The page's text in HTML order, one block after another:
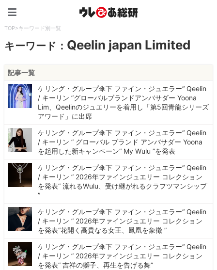
TOP>キーワード別一覧
キーワード： Qeelin japan Limited
記事一覧
ケリング・グループ傘下 ファイン・ジュエラー“ Qeelin
/ キーリン ”グローバルブランドアンバサダー Yoona
Lim、Qeelinのジュエリーを着用し「第5回青龍シリーズ
アワード」に出席
ケリング・グループ傘下 ファイン・ジュエラー“ Qeelin
/ キーリン ” グローバル ブランド アンバサダー Yoona
を起用した新キャンペーン“ My Wulu ”を発表
ケリング・グループ傘下 ファイン・ジュエラー“ Qeelin
/ キーリン ” 2026年ファインジュエリー コレクション
を発表“ 流れるWulu、受け継がれるクラフツマンシップ
”
ケリング・グループ傘下 ファイン・ジュエラー“ Qeelin
/ キーリン ” 2026年ファインジュエリー コレクション
を発表“花開く高貴なる女王、鳳凰を象徴 ”
ケリング・グループ傘下 ファイン・ジュエラー“ Qeelin
/ キーリン ” 2026年ファインジュエリー コレクション
を発表“ 吉祥の獅子、再生を告げる舞”